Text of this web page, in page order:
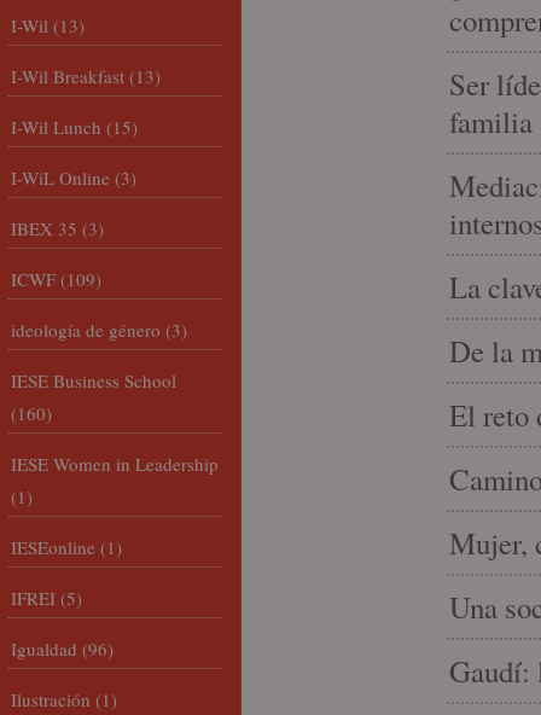
Ser
familia
La
De la
El reto
Mujer,
Una
Gaudí:
I-Wil (13)
I-Wil Breakfast (13)
I-Wil Lunch (15)
I-WiL Online (3)
IBEX 35 (3)
ICWF (109)
ideología de género (3)
IESE Business School
(160)
IESE Women in Leadership
(1)
IESEonline (1)
IFREI (5)
Igualdad (96)
Ilustración (1)